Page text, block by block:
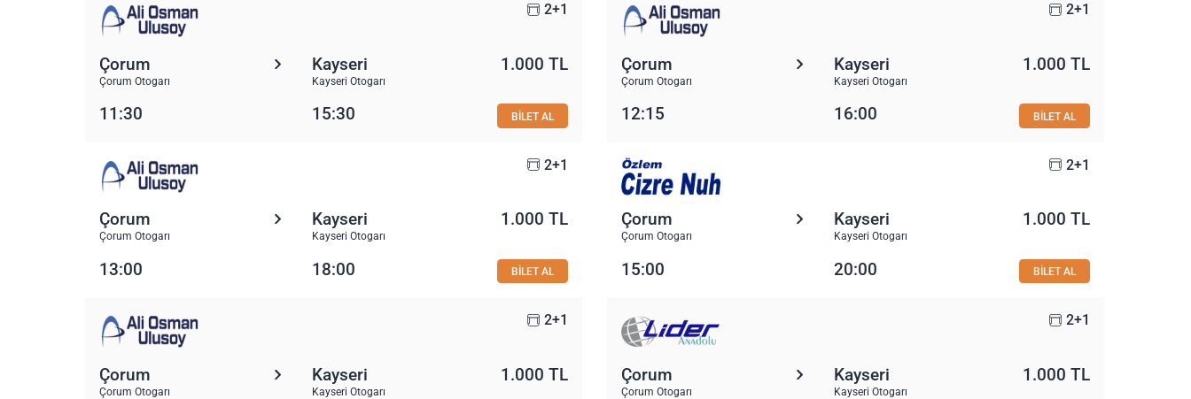
2+1
Çorum
Çorum Otogarı
Kayseri
Kayseri Otogarı
1.000 TL
11:30 15:30 BİLET AL
2+1
Çorum
Çorum Otogarı
Kayseri
Kayseri Otogarı
1.000 TL
12:15 16:00 BİLET AL
2+1
Çorum
Çorum Otogarı
Kayseri
Kayseri Otogarı
1.000 TL
13:00 18:00 BİLET AL
2+1
Çorum
Çorum Otogarı
Kayseri
Kayseri Otogarı
1.000 TL
15:00 20:00 BİLET AL
2+1
Çorum
Çorum Otogarı
Kayseri
Kayseri Otogarı
1.000 TL
2+1
Çorum
Çorum Otogarı
Kayseri
Kayseri Otogarı
1.000 TL